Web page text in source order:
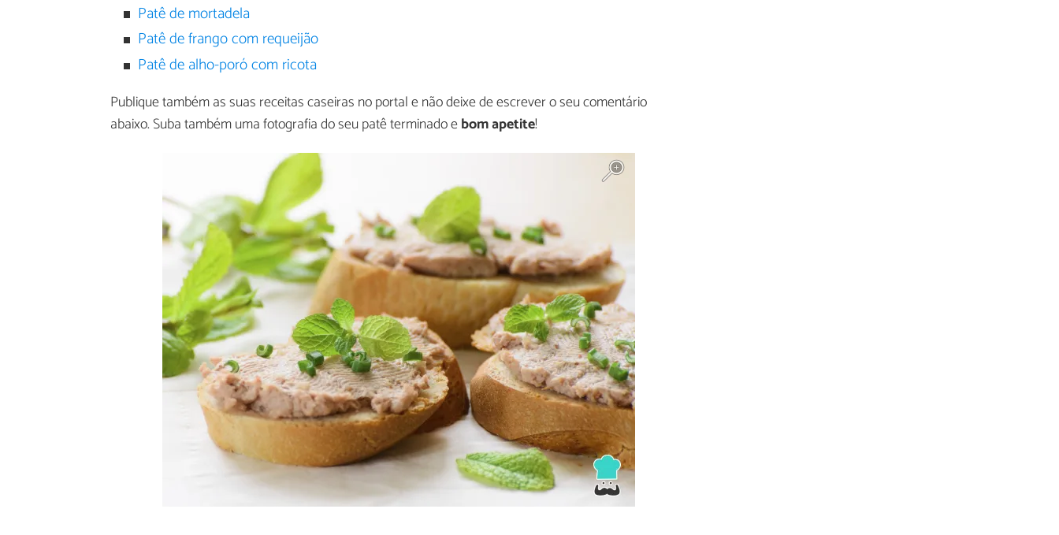
Patê de mortadela
Patê de frango com requeijão
Patê de alho-poró com ricota
Publique também as suas receitas caseiras no portal e não deixe de escrever o seu comentário
abaixo. Suba também uma fotografia do seu patê terminado ebom apetite!